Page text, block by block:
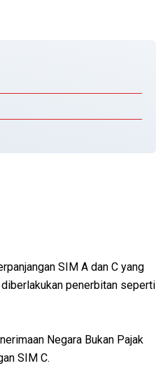
SIM A dan C yang
penerbitan seperti
Negara Bukan Pajak
SIM C.